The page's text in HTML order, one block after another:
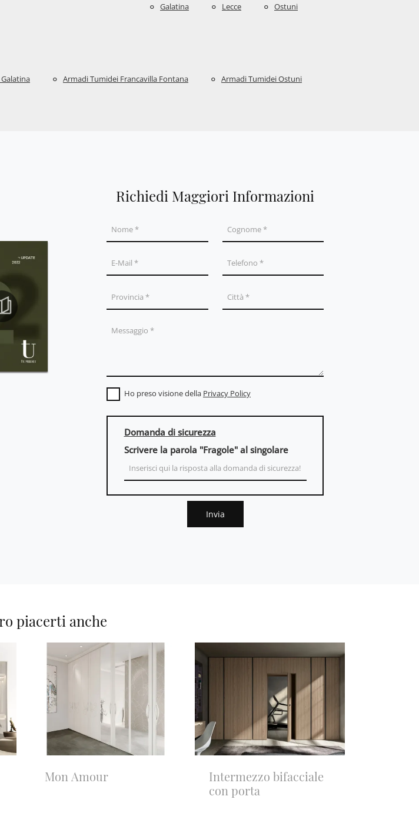
Galatina Lecce Ostuni
Armadi Tumidei Francavilla Fontana Armadi Tumidei Ostuni
Richiedi Maggiori Informazioni
Ho preso visione della Privacy Policy
Domanda di sicurezza
Scrivere la parola "Fragole" al singolare
Invia
piacerti anche
Mon Amour
Intermezzo bifacciale
con porta